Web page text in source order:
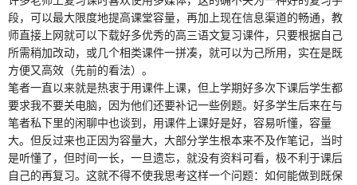
段，可以最大限度地提高课堂容量，再加上现在信息渠道的畅通，教
师直接上网就可以下载好多优秀的高三语文复习课件，只要根据自己
所需稍加改动，或几个相类课件一拼凑，就可以为己所用，实在是既
方便又高效（先前的看法）。
笔者一直以来就是热衷于用课件上课，但上学期好多次下课后学生都
要求我不要关电脑，因为他们还要补记一些例题。好多学生后来在与
笔者私下里的闲聊中也谈到，用课件上课好是好，容易听懂，容量
大。但反过来也正因为容量大，大部分学生根本来不及作笔记，当时
是听懂了，但时间一长，一旦遗忘，就没有资料可看，极不利于课后
自己的再复习。这就不得不使我思考这样一个问题：如何能做到既保